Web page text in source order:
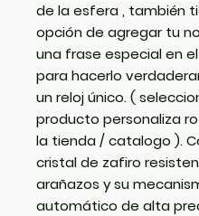
de la esfera , también
opción de agregar tu
una frase especial en
para hacerlo
un reloj único. (
producto personaliza
la tienda / catalogo ).
cristal de zafiro
arañazos y su
automático de alta